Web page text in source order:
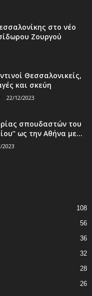
στο νέο
Ζουργού
Θεσσαλονικείς,
και σκεύη
22/12/2023
σπουδαστών του
ως την Αθήνα με...
2023
108
56
36
32
28
26